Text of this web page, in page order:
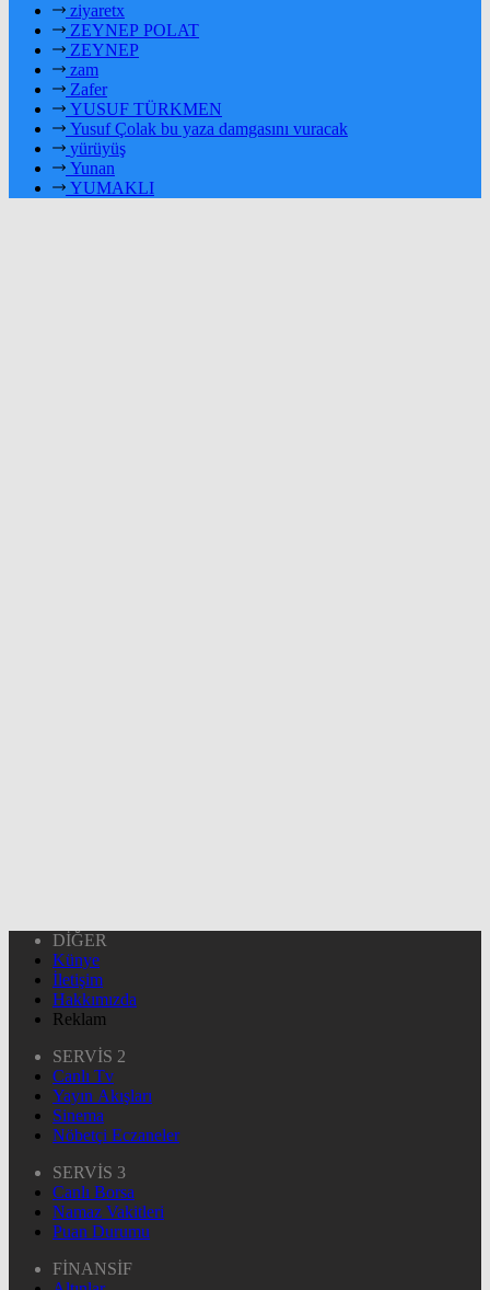
ziyaretx
ZEYNEP POLAT
ZEYNEP
zam
Zafer
YUSUF TÜRKMEN
Yusuf Çolak bu yaza damgasını vuracak
yürüyüş
Yunan
YUMAKLI
DİĞER
Künye
İletişim
Hakkımızda
Reklam
SERVİS 2
Canlı Tv
Yayın Akışları
Sinema
Nöbetçi Eczaneler
SERVİS 3
Canlı Borsa
Namaz Vakitleri
Puan Durumu
FİNANSİF